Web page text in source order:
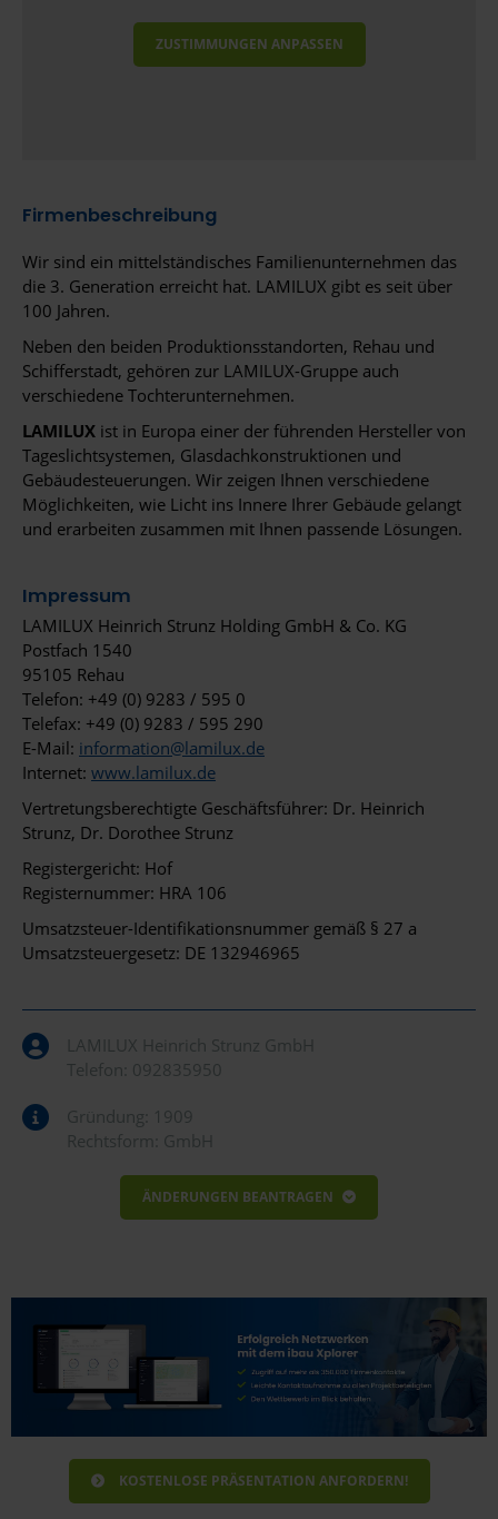
ZUSTIMMUNGEN ANPASSEN
Firmenbeschreibung
Wir sind ein mittelständisches Familienunternehmen das
die 3. Generation erreicht hat. LAMILUX gibt es seit über
100 Jahren.
Neben den beiden Produktionsstandorten, Rehau und
Schifferstadt, gehören zur LAMILUX-Gruppe auch
verschiedene Tochterunternehmen.
LAMILUX ist in Europa einer der führenden Hersteller von
Tageslichtsystemen, Glasdachkonstruktionen und
Gebäudesteuerungen. Wir zeigen Ihnen verschiedene
Möglichkeiten, wie Licht ins Innere Ihrer Gebäude gelangt
und erarbeiten zusammen mit Ihnen passende Lösungen.
Impressum
LAMILUX Heinrich Strunz Holding GmbH & Co. KG
Postfach 1540
95105 Rehau
Telefon: +49 (0) 9283 / 595 0
Telefax: +49 (0) 9283 / 595 290
E-Mail: information@lamilux.de
Internet: www.lamilux.de
Vertretungsberechtigte Geschäftsführer: Dr. Heinrich
Strunz, Dr. Dorothee Strunz
Registergericht: Hof
Registernummer: HRA 106
Umsatzsteuer-Identifikationsnummer gemäß § 27 a
Umsatzsteuergesetz: DE 132946965
LAMILUX Heinrich Strunz GmbH
Telefon: 092835950
Gründung: 1909
Rechtsform: GmbH
ÄNDERUNGEN BEANTRAGEN
Bitte geben sie nachfolgend die Informationen
zum Unternehmen an.
KOSTENLOSE PRÄSENTATION ANFORDERN!